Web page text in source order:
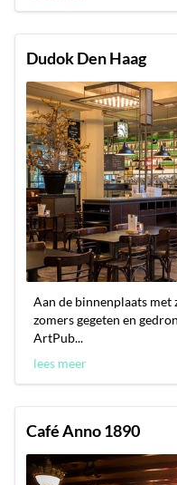
Dudok Den Haag
Aan de binnenplaats met
zomers gegeten en
ArtPub...
lees meer
Café Anno 1890